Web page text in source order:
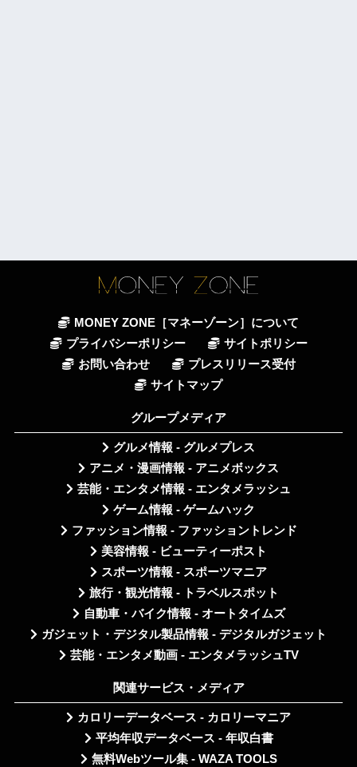
MONEY ZONE［マネーゾーン］について
プライバシーポリシー
サイトポリシー
お問い合わせ
プレスリリース受付
サイトマップ
グループメディア
グルメ情報 - グルメプレス
アニメ・漫画情報 - アニメボックス
芸能・エンタメ情報 - エンタメラッシュ
ゲーム情報 - ゲームハック
ファッション情報 - ファッショントレンド
美容情報 - ビューティーポスト
スポーツ情報 - スポーツマニア
旅行・観光情報 - トラベルスポット
自動車・バイク情報 - オートタイムズ
ガジェット・デジタル製品情報 - デジタルガジェット
芸能・エンタメ動画 - エンタメラッシュTV
関連サービス・メディア
カロリーデータベース - カロリーマニア
平均年収データベース - 年収白書
無料Webツール集 - WAZA TOOLS